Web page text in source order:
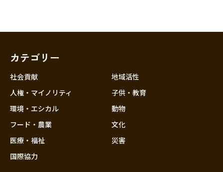
近畿
カテゴリー
社会貢献
人権・マイノリティ
環境・エシカル
フード・農業
医療・福祉
国際協力
地域活性
子供・教育
動物
文化
災害